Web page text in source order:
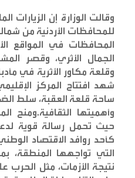
وقالت الوزارة إن الزيارات
للمحافظات الأردنية من
المحافظات في المواقع
الجمال الأثري، وقصر
وقلعة مكاور الأثرية في
شهد افتتاح المركز
ساحة قلعة العقبة، سلط
وأهميتها الثقافية.ومنح
حيث تحمل رسالة قوية
كأحد روافد الاقتصاد
التي تواجهها المنطقة،
نتيجة الأزمات، مثل